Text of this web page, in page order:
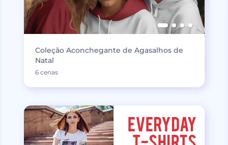
Coleção Aconchegante de Agasalhos de
Natal
6 cenas